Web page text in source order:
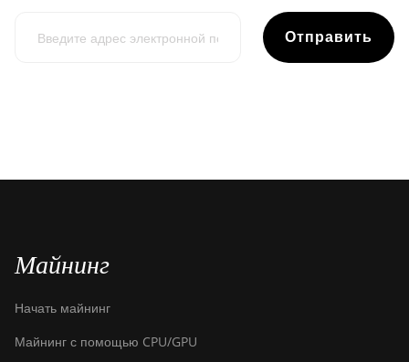
Отправить
Майнинг
Начать майнинг
Майнинг с помощью CPU/GPU